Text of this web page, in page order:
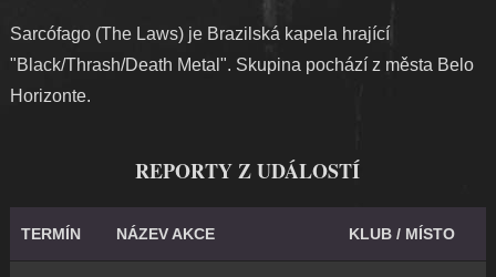
Sarcófago (The Laws) je Brazilská kapela hrající
"Black/Thrash/Death Metal". Skupina pochází z města Belo
Horizonte.
REPORTY Z UDÁLOSTÍ
TERMÍN NÁZEV AKCE KLUB / MÍSTO